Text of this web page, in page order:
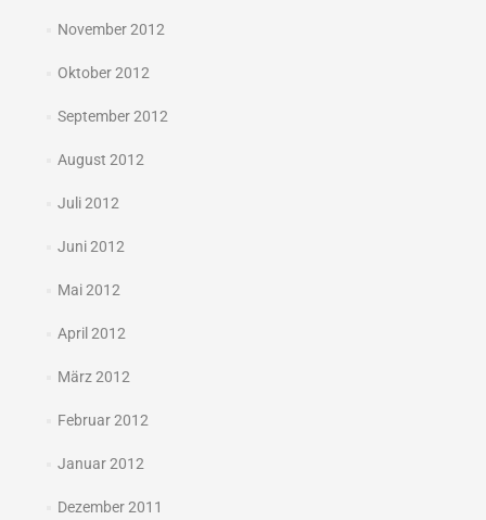
November 2012
Oktober 2012
September 2012
August 2012
Juli 2012
Juni 2012
Mai 2012
April 2012
März 2012
Februar 2012
Januar 2012
Dezember 2011